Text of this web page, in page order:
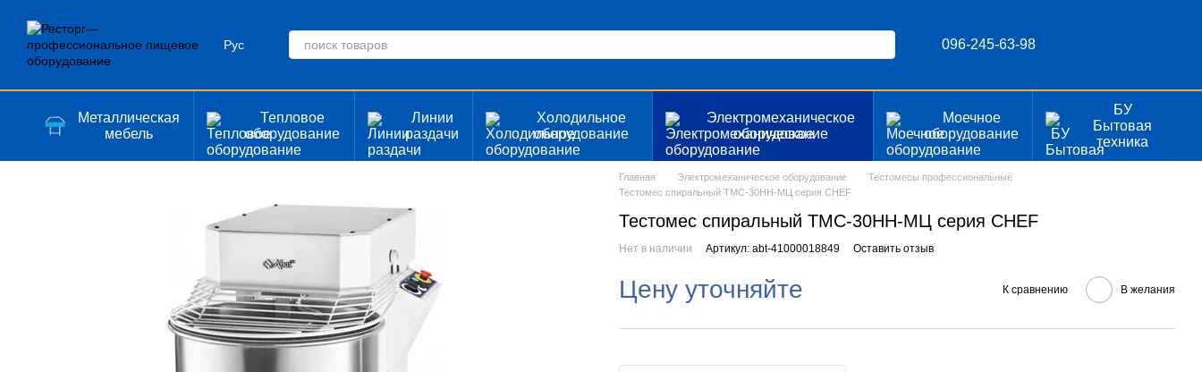
Рус 096-245-63-98
Металлическая
мебель
Тепловое
оборудование
Линии
раздачи
Холодильное
оборудование
Электромеханическое
оборудование
Моечное
оборудование
БУ
Бытовая
техника
Главная Электромеханическое оборудование
Тестомесы профессиональные
Тестомес спиральный ТМС-30НН-МЦ серия CHEF
Тестомес спиральный ТМС-30НН-МЦ серия CHEF
Нет в наличии Артикул: abt-41000018849 Оставить отзыв
Цену уточняйте К сравнению В желания